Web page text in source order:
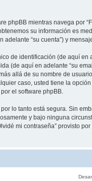
phpBB mientras navega por
su información es
adelante “su cuenta”) y
de identificación (de aquí
(de aquí en adelante “su
allá de su nombre de
caso, usted tiene la
el software phpBB.
lo tanto está segura. Sin
y bajo ninguna
mi contraseña” provisto